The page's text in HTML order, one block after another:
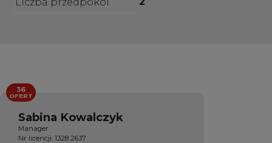
Sabina Kowalczyk
Manager
Nr licencji: 1328 2637
36
OFERT